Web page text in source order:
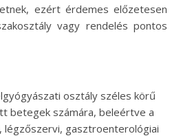
ezért érdemes előzetesen
vagy rendelés pontos
osztály széles körű
betegek számára, beleértve a
légzőszervi, gasztroenterológiai